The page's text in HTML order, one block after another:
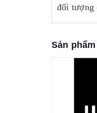
đối tượng
Sản